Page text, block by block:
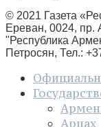
© 2021 Газета
Ереван, 0024, пр.
"Республика
Петросян, Тел.:
Арцах